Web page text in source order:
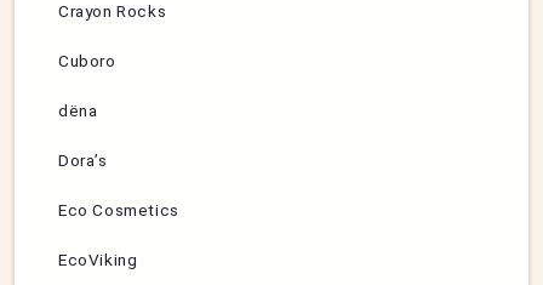
Crayon Rocks
Cuboro
dëna
Dora’s
Eco Cosmetics
EcoViking